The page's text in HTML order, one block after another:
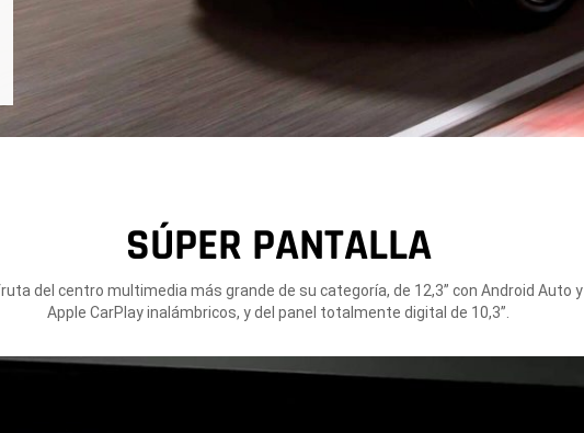
SÚPER PANTALLA
del centro multimedia más grande de su categoría, de 12,3” con Android Auto y
Apple CarPlay inalámbricos, y del panel totalmente digital de 10,3”.